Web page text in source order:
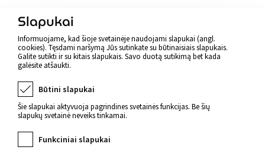
Atgal
Slapukai
Informuojame, kad šioje svetainėje naudojami slapukai (angl.
cookies). Tęsdami naršymą Jūs sutinkate su būtinaisiais slapukais.
Galite sutikti ir su kitais slapukais. Savo duotą sutikimą bet kada
galėsite atšaukti.
Būtini slapukai
Šie slapukai aktyvuoja pagrindines svetainės funkcijas. Be šių
slapukų svetainė neveiks tinkamai.
Funkciniai slapukai